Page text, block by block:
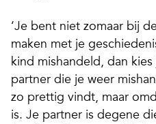
‘Je bent niet zomaar bij
maken met je
kind mishandeld, dan
partner die je weer
zo prettig vindt, maar
is. Je partner is degene